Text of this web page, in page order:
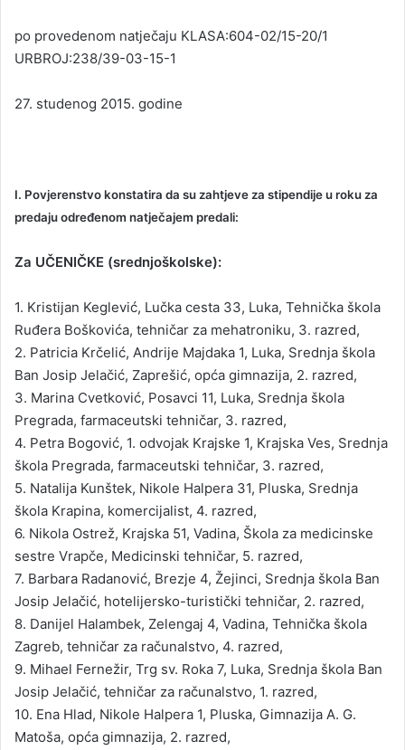
po provedenom natječaju KLASA:604-02/15-20/1
URBROJ:238/39-03-15-1
27. studenog 2015. godine
I. Povjerenstvo konstatira da su zahtjeve za stipendije u roku za
predaju određenom natječajem predali:
Za UČENIČKE (srednjoškolske):
1. Kristijan Keglević, Lučka cesta 33, Luka, Tehnička škola
Ruđera Boškovića, tehničar za mehatroniku, 3. razred,
2. Patricia Krčelić, Andrije Majdaka 1, Luka, Srednja škola
Ban Josip Jelačić, Zaprešić, opća gimnazija, 2. razred,
3. Marina Cvetković, Posavci 11, Luka, Srednja škola
Pregrada, farmaceutski tehničar, 3. razred,
4. Petra Bogović, 1. odvojak Krajske 1, Krajska Ves, Srednja
škola Pregrada, farmaceutski tehničar, 3. razred,
5. Natalija Kunštek, Nikole Halpera 31, Pluska, Srednja
škola Krapina, komercijalist, 4. razred,
6. Nikola Ostrež, Krajska 51, Vadina, Škola za medicinske
sestre Vrapče, Medicinski tehničar, 5. razred,
7. Barbara Radanović, Brezje 4, Žejinci, Srednja škola Ban
Josip Jelačić, hotelijersko-turistički tehničar, 2. razred,
8. Danijel Halambek, Zelengaj 4, Vadina, Tehnička škola
Zagreb, tehničar za računalstvo, 4. razred,
9. Mihael Fernežir, Trg sv. Roka 7, Luka, Srednja škola Ban
Josip Jelačić, tehničar za računalstvo, 1. razred,
10. Ena Hlad, Nikole Halpera 1, Pluska, Gimnazija A. G.
Matoša, opća gimnazija, 2. razred,